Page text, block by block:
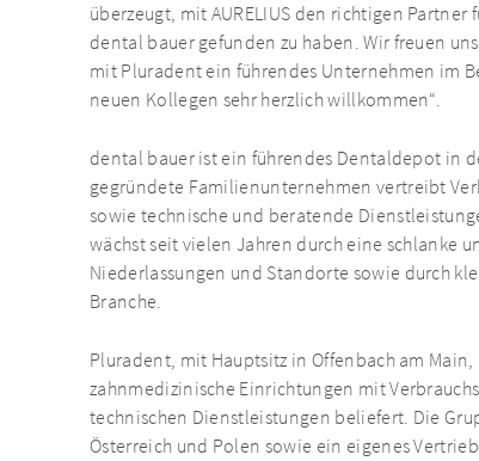
überzeugt, mit AURELIUS den richtigen
dental bauer gefunden zu haben. Wir freuen
mit Pluradent ein führendes Unternehmen im
neuen Kollegen sehr herzlich willkommen“.
dental bauer ist ein führendes Dentaldepot in
gegründete Familienunternehmen vertreibt
sowie technische und beratende
wächst seit vielen Jahren durch eine schlanke
Niederlassungen und Standorte sowie durch
Branche.
Pluradent, mit Hauptsitz in Offenbach am
zahnmedizinische Einrichtungen mit
technischen Dienstleistungen beliefert. Die
Österreich und Polen sowie ein eigenes